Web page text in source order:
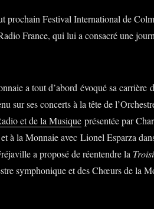
prochain Festival International de
France, qui lui a consacré une
a tout d’abord évoqué sa carrière
sur ses concerts à la tête de
et de la Musique présentée par
à la Monnaie avec Lionel Esparza
a proposé de réentendre la
symphonique et des Chœurs de la